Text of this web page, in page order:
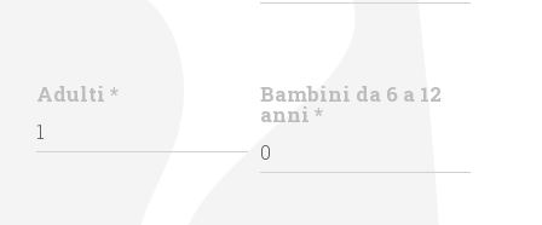
Adulti * Bambini da 6 a 12
anni *